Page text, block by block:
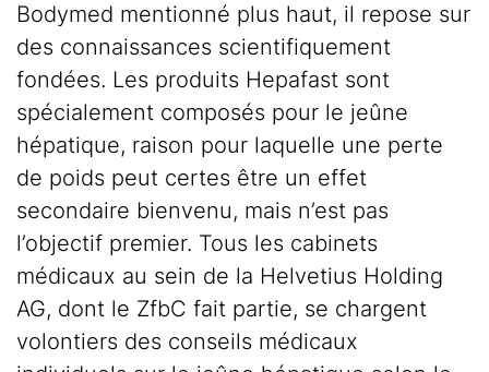
Bodymed mentionné plus haut, il repose sur
des connaissances scientifiquement
fondées. Les produits Hepafast sont
spécialement composés pour le jeûne
hépatique, raison pour laquelle une perte
de poids peut certes être un effet
secondaire bienvenu, mais n’est pas
l’objectif premier. Tous les cabinets
médicaux au sein de la Helvetius Holding
AG, dont le ZfbC fait partie, se chargent
volontiers des conseils médicaux